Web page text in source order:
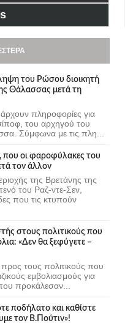
του Ρώσου διοικητή
Θάλασσας μετά τη
πληροφορίες για
του αρχηγού του
Σύμφωνα με τις πλη...
οι φαροφύλακες του
τον άλλον
της Βρετάνης της
του Ραζ-ντε-Σεν,
που τις κτυπούν
στους πολιτικούς που
«Δεν θα ξεφύγετε –
τους πολιτικούς που
εμβολιασμούς για
προκάλεσαν...
ποδήλατο και καθίστε
τον Β.Πούτιν»!